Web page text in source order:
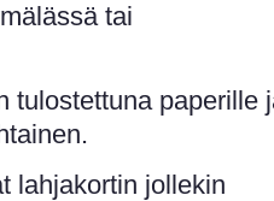
tai
tulostettuna paperille
lahjakortin jollekin